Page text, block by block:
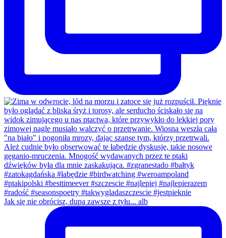
Jak się nie obrócisz, dupa zawsze z tyłu... alb